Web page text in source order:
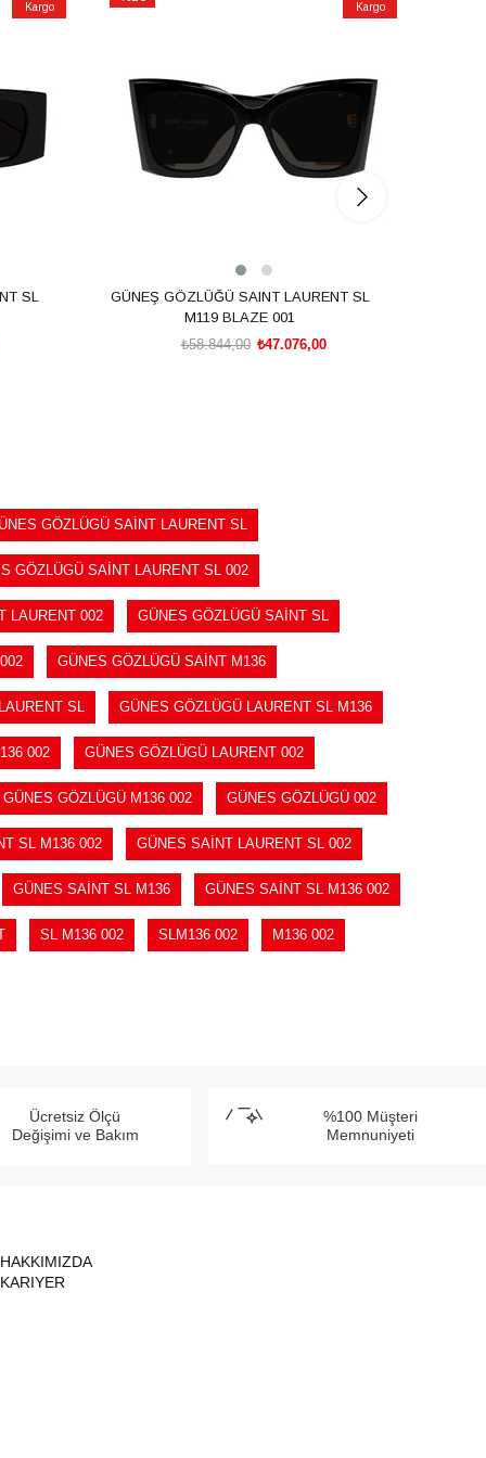
Kargo
SL
Kargo
GÜNEŞ GÖZLÜĞÜ SAINT LAURENT SL
M119 BLAZE 001
₺47.076,00
₺58.844,00
GÖZLÜGÜ SAİNT LAURENT SL
GÖZLÜGÜ SAİNT LAURENT SL 002
LAURENT 002 GÜNES GÖZLÜGÜ SAİNT SL
GÜNES GÖZLÜGÜ SAİNT M136
SL GÜNES GÖZLÜGÜ LAURENT SL M136
002 GÜNES GÖZLÜGÜ LAURENT 002
GÜNES GÖZLÜGÜ M136 002 GÜNES GÖZLÜGÜ 002
SL M136 002 GÜNES SAİNT LAURENT SL 002
GÜNES SAİNT SL M136 GÜNES SAİNT SL M136 002
SL M136 002 SLM136 002 M136 002
Ücretsiz Ölçü
Değişimi ve Bakım
%100 Müşteri
Memnuniyeti
HAKKIMIZDA
KARIYER